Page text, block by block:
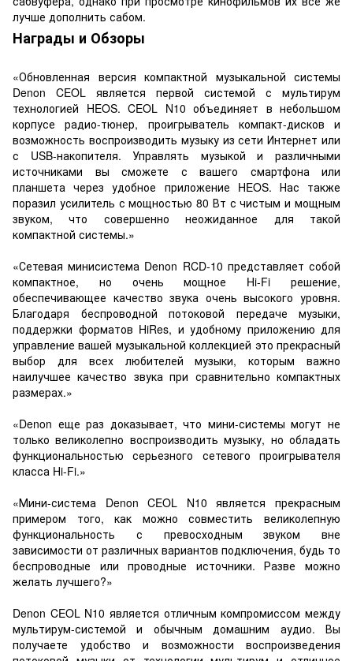
лучше дополнить сабом.
Награды и Обзоры
«Обновленная версия компактной музыкальной системы
Denon CEOL является первой системой с мультирум
технологией HEOS. CEOL N10 объединяет в небольшом
корпусе радио-тюнер, проигрыватель компакт-дисков и
возможность воспроизводить музыку из сети Интернет или
с USB-накопителя. Управлять музыкой и различными
источниками вы сможете с вашего смартфона или
планшета через удобное приложение HEOS. Нас также
поразил усилитель с мощностью 80 Вт с чистым и мощным
звуком, что совершенно неожиданное для такой
компактной системы.»
«Сетевая минисистема Denon RCD-10 представляет собой
компактное, но очень мощное Hi-Fi решение,
обеспечивающее качество звука очень высокого уровня.
Благодаря беспроводной потоковой передаче музыки,
поддержки форматов HiRes, и удобному приложению для
управление вашей музыкальной коллекцией это прекрасный
выбор для всех любителей музыки, которым важно
наилучшее качество звука при сравнительно компактных
размерах.»
«Denon еще раз доказывает, что мини-системы могут не
только великолепно воспроизводить музыку, но обладать
функциональностью серьезного сетевого проигрывателя
класса Hi-Fi.»
«Мини-система Denon CEOL N10 является прекрасным
примером того, как можно совместить великолепную
функциональность с превосходным звуком вне
зависимости от различных вариантов подключения, будь то
беспроводные или проводные источники. Разве можно
желать лучшего?»
Denon CEOL N10 является отличным компромиссом между
мультирум-системой и обычным домашним аудио. Вы
получаете удобство и возможности воспроизведения